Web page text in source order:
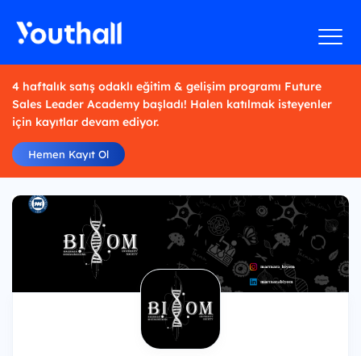
4 haftalık satış odaklı eğitim & gelişim programı Future
Sales Leader Academy başladı! Halen katılmak isteyenler
için kayıtlar devam ediyor.
Hemen Kayıt Ol